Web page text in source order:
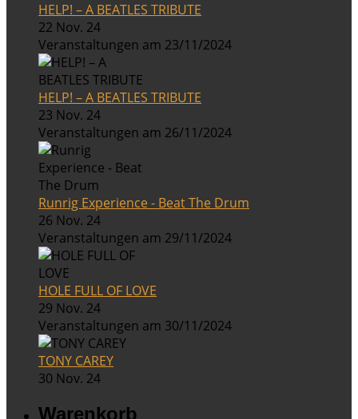
HELP! – A BEATLES TRIBUTE
22 Nov. 24
Veranstaltungen am 23/11/2024
HELP! – A BEATLES TRIBUTE
23 Nov. 24
Veranstaltungen am 26/11/2024
Runrig Experience - Beat The Drum
26 Nov. 24
Veranstaltungen am 29/11/2024
HOLE FULL OF LOVE
29 Nov. 24
Veranstaltungen am 30/11/2024
TONY CAREY
30 Nov. 24
Warenkorb